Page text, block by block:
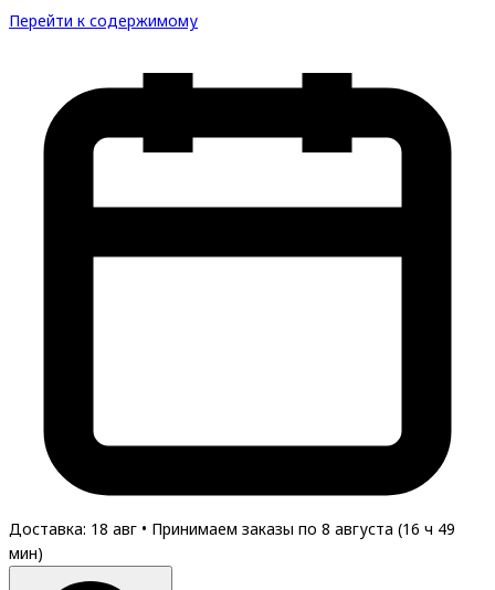
Перейти к содержимому
Доставка: 18 авг • Принимаем заказы по 8 августа (16 ч 49
мин)